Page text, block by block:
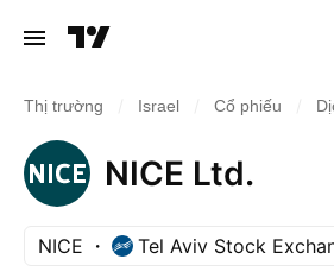
Thị trường Israel Cổ phiếu
NICE Ltd.
NICE Tel Aviv Stock